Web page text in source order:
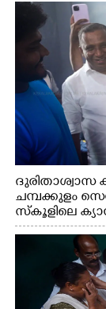
ദുരിതാശ്വാസ
ചമ്പക്കുളം
സ്കൂളിലെ
സെക്രട്ടറി
എടുത്ത്
വകുപ്പ് മന്ത്രി
റെജി